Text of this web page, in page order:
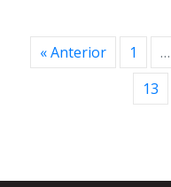
« Anterior 1 …
13